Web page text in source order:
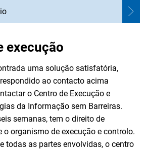
execução
uma solução satisfatória,
ao contacto acima
o Centro de Execução e
da Informação sem Barreiras.
semanas, tem o direito de
organismo de execução e controlo.
todas as partes envolvidas, o centro